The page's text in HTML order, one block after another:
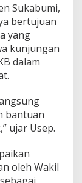
Sukabumi,
bertujuan
yang
kunjungan
dalam
bantuan
ujar Usep.
oleh Wakil